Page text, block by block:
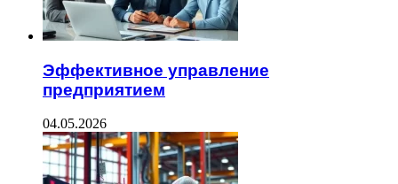
Эффективное управление
предприятием
04.05.2026